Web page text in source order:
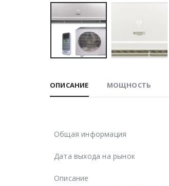
ОПИСАНИЕ МОЩНОСТЬ
Общая информация
Дата выхода на рынок
Описание